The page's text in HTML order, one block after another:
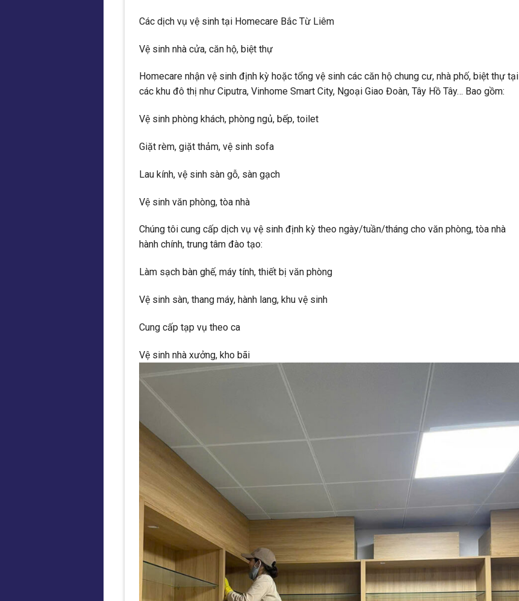
Các dịch vụ vệ sinh tại Homecare Bắc Từ Liêm
Vệ sinh nhà cửa, căn hộ, biệt thự
Homecare nhận vệ sinh định kỳ hoặc tổng vệ sinh các căn hộ chung cư, nhà phố, biệt thự tại
các khu đô thị như Ciputra, Vinhome Smart City, Ngoại Giao Đoàn, Tây Hồ Tây… Bao gồm:
Vệ sinh phòng khách, phòng ngủ, bếp, toilet
Giặt rèm, giặt thảm, vệ sinh sofa
Lau kính, vệ sinh sàn gỗ, sàn gạch
Vệ sinh văn phòng, tòa nhà
Chúng tôi cung cấp dịch vụ vệ sinh định kỳ theo ngày/tuần/tháng cho văn phòng, tòa nhà
hành chính, trung tâm đào tạo:
Làm sạch bàn ghế, máy tính, thiết bị văn phòng
Vệ sinh sàn, thang máy, hành lang, khu vệ sinh
Cung cấp tạp vụ theo ca
Vệ sinh nhà xưởng, kho bãi